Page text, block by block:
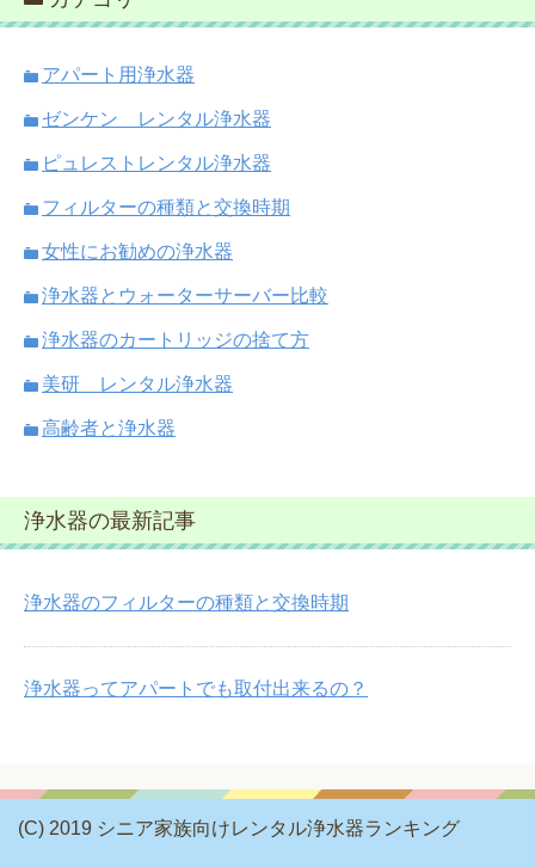
アパート用浄水器
ゼンケン レンタル浄水器
ピュレストレンタル浄水器
フィルターの種類と交換時期
女性にお勧めの浄水器
浄水器とウォーターサーバー比較
浄水器のカートリッジの捨て方
美研 レンタル浄水器
高齢者と浄水器
浄水器の最新記事
浄水器のフィルターの種類と交換時期
浄水器ってアパートでも取付出来るの？
(C) 2019 シニア家族向けレンタル浄水器ランキング